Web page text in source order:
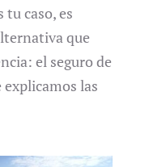
tu caso, es
que
el seguro de
las